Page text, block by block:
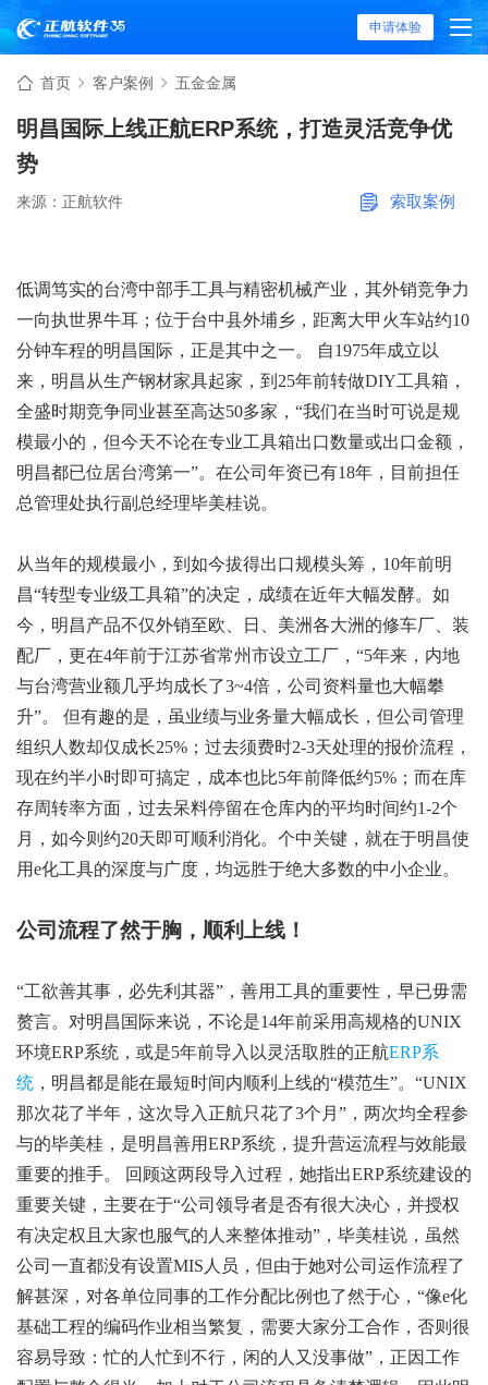
申请体验
首页 客户案例 五金金属
明昌国际上线正航ERP系统，打造灵活竞争优
势
来源：正航软件 索取案例
低调笃实的台湾中部手工具与精密机械产业，其外销竞争力
一向执世界牛耳；位于台中县外埔乡，距离大甲火车站约10
分钟车程的明昌国际，正是其中之一。 自1975年成立以
来，明昌从生产钢材家具起家，到25年前转做DIY工具箱，
全盛时期竞争同业甚至高达50多家，“我们在当时可说是规
模最小的，但今天不论在专业工具箱出口数量或出口金额，
明昌都已位居台湾第一”。在公司年资已有18年，目前担任
总管理处执行副总经理毕美桂说。
从当年的规模最小，到如今拔得出口规模头筹，10年前明
昌“转型专业级工具箱”的决定，成绩在近年大幅发酵。如
今，明昌产品不仅外销至欧、日、美洲各大洲的修车厂、装
配厂，更在4年前于江苏省常州市设立工厂，“5年来，内地
与台湾营业额几乎均成长了3~4倍，公司资料量也大幅攀
升”。 但有趣的是，虽业绩与业务量大幅成长，但公司管理
组织人数却仅成长25%；过去须费时2-3天处理的报价流程，
现在约半小时即可搞定，成本也比5年前降低约5%；而在库
存周转率方面，过去呆料停留在仓库内的平均时间约1-2个
月，如今则约20天即可顺利消化。个中关键，就在于明昌使
用e化工具的深度与广度，均远胜于绝大多数的中小企业。
公司流程了然于胸，顺利上线！
“工欲善其事，必先利其器”，善用工具的重要性，早已毋需
赘言。对明昌国际来说，不论是14年前采用高规格的UNIX
环境ERP系统，或是5年前导入以灵活取胜的正航ERP系
统 ，明昌都是能在最短时间内顺利上线的“模范生”。“UNIX
那次花了半年，这次导入正航只花了3个月”，两次均全程参
与的毕美桂，是明昌善用ERP系统，提升营运流程与效能最
重要的推手。 回顾这两段导入过程，她指出ERP系统建设的
重要关键，主要在于“公司领导者是否有很大决心，并授权
有决定权且大家也服气的人来整体推动”，毕美桂说，虽然
公司一直都没有设置MIS人员，但由于她对公司运作流程了
解甚深，对各单位同事的工作分配比例也了然于心，“像e化
基础工程的编码作业相当繁复，需要大家分工合作，否则很
容易导致：忙的人忙到不行，闲的人又没事做”，正因工作